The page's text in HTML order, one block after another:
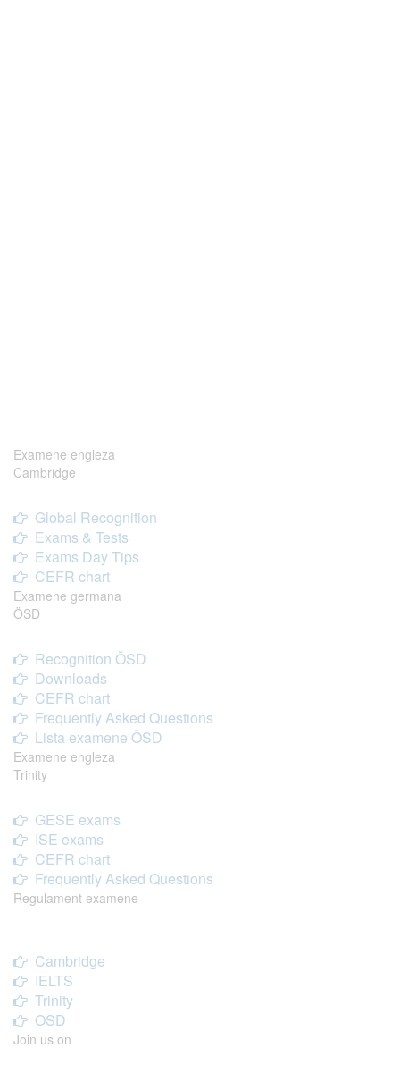
Examene engleza
Cambridge
Global Recognition
Exams & Tests
Exams Day Tips
CEFR chart
Examene germana
ÖSD
Recognition ÖSD
Downloads
CEFR chart
Frequently Asked Questions
Lista examene ÖSD
Examene engleza
Trinity
GESE exams
ISE exams
CEFR chart
Frequently Asked Questions
Regulament examene
Cambridge
IELTS
Trinity
OSD
Join us on